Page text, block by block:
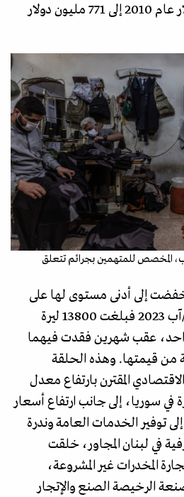
السورية من 12 مليار دولار عام 2010 إلى 771 مليون دولار
المخصص للمتهمين بجرائم تتعلق
إلى أدنى مستوى لها على
الإطلاق بحلول أغسطس/آب 2023 فبلغت 13800 ليرة
عقب شهرين فقدت فيهما
من 30 في المئة من قيمتها. وهذه الحلقة
المقترن بارتفاع معدل
في سوريا، إلى جانب ارتفاع أسعار
توفير الخدمات العامة وندرة
في لبنان المجاور، خلقت
المخدرات غير المشروعة،
الرخيصة الصنع والإتجار